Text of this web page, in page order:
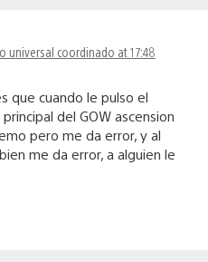
universal coordinado at 17:48
que cuando le pulso el
del GOW ascension
pero me da error, y al
me da error, a alguien le